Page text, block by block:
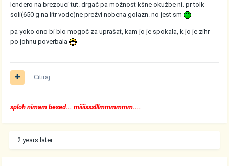
lendero na brezouci tut. drgač pa možnost kšne okužbe ni. pr tolk
soli(650 g na litr vode)ne prežvi nobena golazn. no jest sm
pa yoko ono bi blo mogoč za uprašat, kam jo je spokala, k jo je zihr
po johnu poverbala
Citiraj
sploh nimam besed... miiiissslllmmmmmm....
2 years later...